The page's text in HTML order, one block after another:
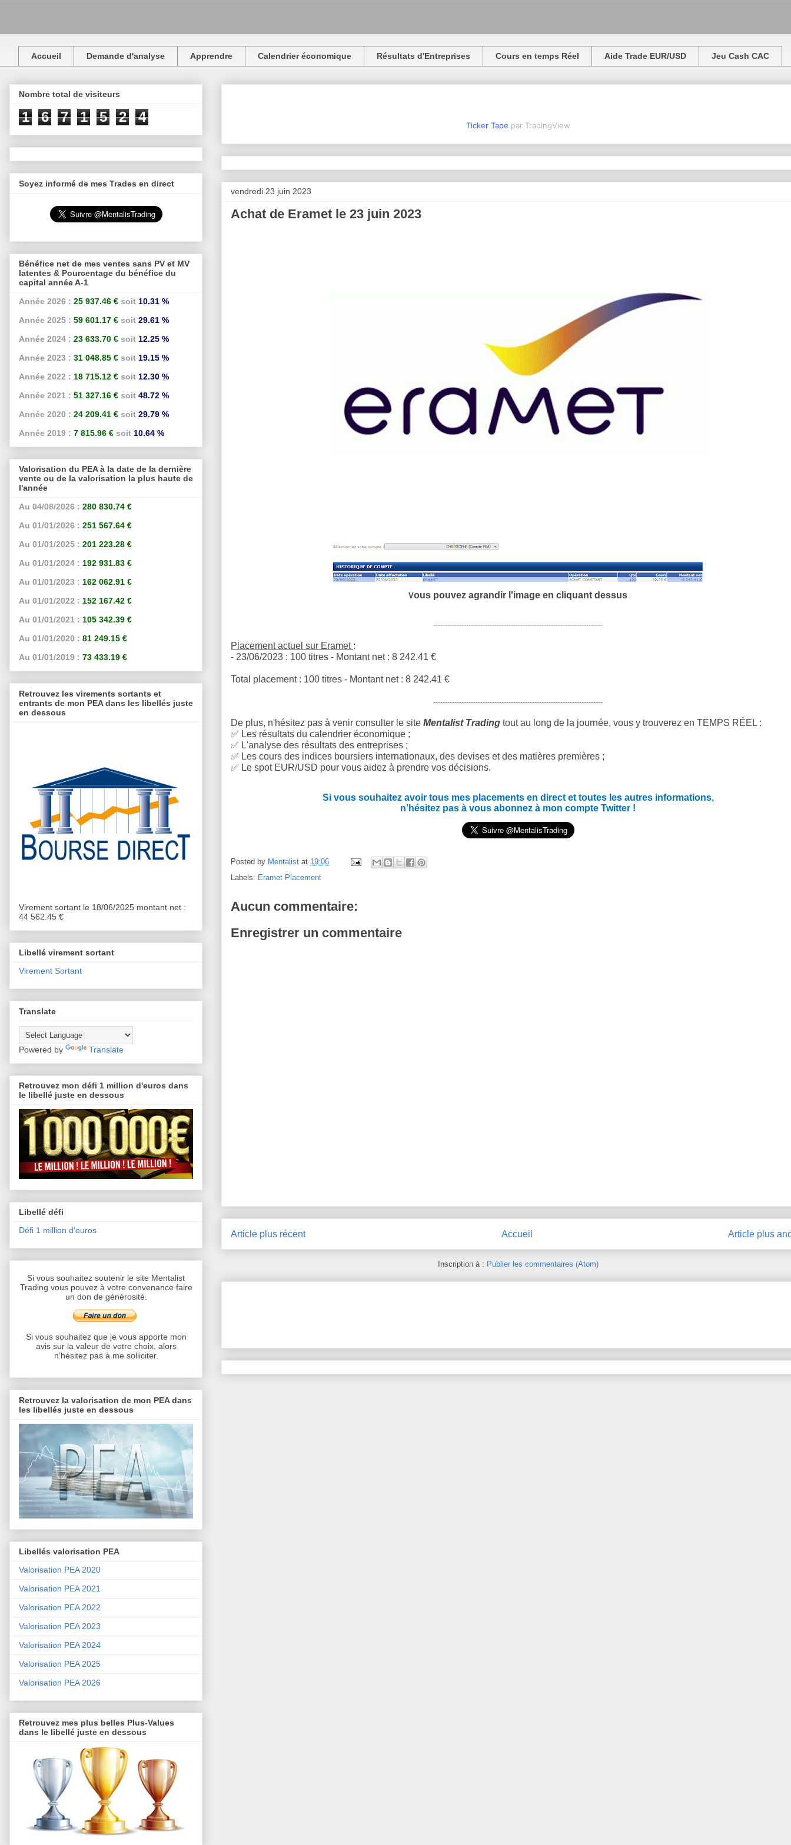
Accueil Demande d'analyse Apprendre Calendrier économique Résultats d'Entreprises Cours en temps Réel Aide Trade EUR/USD Jeu Cash CAC
Ticker Tape par TradingView
vendredi 23 juin 2023
Achat de Eramet le 23 juin 2023
Vous pouvez agrandir l'image en cliquant dessus
------------------------------------------------------------------------
Placement actuel sur Eramet :
- 23/06/2023 : 100 titres - Montant net : 8 242.41 €
Total placement : 100 titres - Montant net : 8 242.41 €
------------------------------------------------------------------------
De plus, n'hésitez pas à venir consulter le site Mentalist Trading tout au long de la journée, vous y trouverez en TEMPS RÉEL :
✅ Les résultats du calendrier économique ;
✅ L'analyse des résultats des entreprises ;
✅ Les cours des indices boursiers internationaux, des devises et des matières premières ;
✅ Le spot EUR/USD pour vous aidez à prendre vos décisions.
Si vous souhaitez avoir tous mes placements en direct et toutes les autres informations,
n’hésitez pas à vous abonnez à mon compte Twitter !
Posted by Mentalist at 19:06
Labels: Eramet Placement
Aucun commentaire:
Enregistrer un commentaire
Article plus récent Article plus
Accueil
Inscription à : Publier les commentaires (Atom)
Nombre total de visiteurs
1 6 7 1 5 2 4
Soyez informé de mes Trades en direct
Bénéfice net de mes ventes sans PV et MV
latentes & Pourcentage du bénéfice du
capital année A-1
Année 2026 : 25 937.46 € soit 10.31 %
Année 2025 : 59 601.17 € soit 29.61 %
Année 2024 : 23 633.70 € soit 12.25 %
Année 2023 : 31 048.85 € soit 19.15 %
Année 2022 : 18 715.12 € soit 12.30 %
Année 2021 : 51 327.16 € soit 48.72 %
Année 2020 : 24 209.41 € soit 29.79 %
Année 2019 : 7 815.96 € soit 10.64 %
Valorisation du PEA à la date de la dernière
vente ou de la valorisation la plus haute de
l'année
Au 04/08/2026 : 280 830.74 €
Au 01/01/2026 : 251 567.64 €
Au 01/01/2025 : 201 223.28 €
Au 01/01/2024 : 192 931.83 €
Au 01/01/2023 : 162 062.91 €
Au 01/01/2022 : 152 167.42 €
Au 01/01/2021 : 105 342.39 €
Au 01/01/2020 : 81 249.15 €
Au 01/01/2019 : 73 433.19 €
Retrouvez les virements sortants et
entrants de mon PEA dans les libellés juste
en dessous
Virement sortant le 18/06/2025 montant net :
44 562.45 €
Libellé virement sortant
Virement Sortant
Translate
Powered by Translate
Retrouvez mon défi 1 million d'euros dans
le libellé juste en dessous
Libellé défi
Défi 1 million d'euros
Si vous souhaitez soutenir le site Mentalist
Trading vous pouvez à votre convenance faire
un don de générosité.
Si vous souhaitez que je vous apporte mon
avis sur la valeur de votre choix, alors
n’hésitez pas à me solliciter.
Retrouvez la valorisation de mon PEA dans
les libellés juste en dessous
Libellés valorisation PEA
Valorisation PEA 2020
Valorisation PEA 2021
Valorisation PEA 2022
Valorisation PEA 2023
Valorisation PEA 2024
Valorisation PEA 2025
Valorisation PEA 2026
Retrouvez mes plus belles Plus-Values
dans le libellé juste en dessous